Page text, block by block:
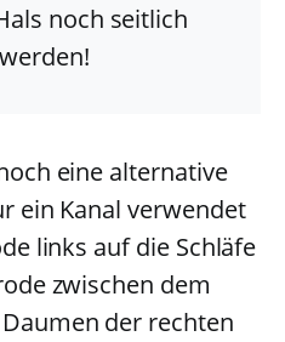
noch seitlich
eine alternative
ein Kanal verwendet
links auf die Schläfe
zwischen dem
der rechten